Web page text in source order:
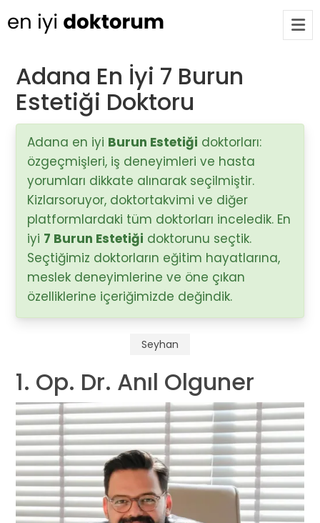
Op. Dr. Ayşecan Enmutlu
Adana / Seyhan
Doç. Dr. Songül Alemdaroğlu
Adana / Seyhan
Tüm Doktorlar
Tüm doktorları göster
Adana En İyi 7 Burun
Estetiği Doktoru
Adana en iyi Burun Estetiği doktorları:
özgeçmişleri, iş deneyimleri ve hasta
yorumları dikkate alınarak seçilmiştir.
Kizlarsoruyor, doktortakvimi ve diğer
platformlardaki tüm doktorları inceledik. En
iyi 7 Burun Estetiği doktorunu seçtik.
Seçtiğimiz doktorların eğitim hayatlarına,
meslek deneyimlerine ve öne çıkan
özelliklerine içeriğimizde değindik.
Seyhan
1. Op. Dr. Anıl Olguner